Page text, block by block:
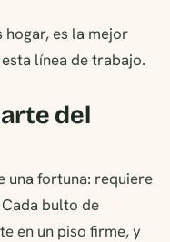
hogar, es la mejor
línea de trabajo.
del
una fortuna: requiere
bulto de
en un piso firme, y